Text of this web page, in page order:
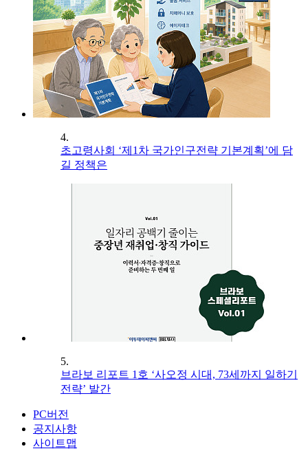
4.
초고령사회 ‘제1차 국가인구전략 기본계획’에 담
길 정책은
5.
브라보 리포트 1호 ‘사오정 시대, 73세까지 일하기
전략’ 발간
PC버전
공지사항
사이트맵